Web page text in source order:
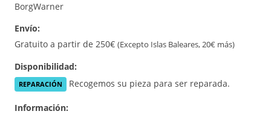
BorgWarner
Envío:
Gratuito a partir de 250€ (Excepto Islas Baleares, 20€ más)
Disponibilidad:
REPARACIÓN Recogemos su pieza para ser reparada.
Información: